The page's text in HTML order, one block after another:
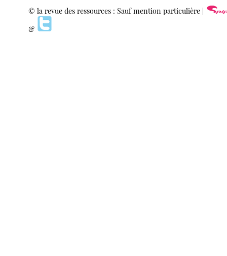
© la revue des ressources : Sauf mention particulière |
&